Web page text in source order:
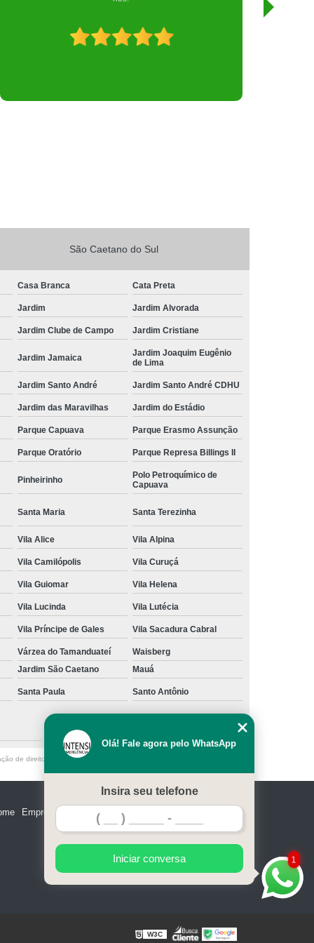
atenciosas.
São Caetano do Sul
Casa Branca Cata Preta
Jardim Jardim Alvorada
Jardim Clube de Campo Jardim Cristiane
Jardim Jamaica
Jardim Joaquim Eugênio
de Lima
Jardim Santo André Jardim Santo André CDHU
Jardim das Maravilhas Jardim do Estádio
Parque Capuava Parque Erasmo Assunção
Parque Oratório Parque Represa Billings II
Pinheirinho
Polo Petroquímico de
Capuava
Santa Maria Santa Terezinha
Vila Alice Vila Alpina
Vila Camilópolis Vila Curuçá
Vila Guiomar Vila Helena
Vila Lucinda Vila Lutécia
Vila Príncipe de Gales Vila Sacadura Cabral
Várzea do Tamanduateí
Waisberg
Jardim São Caetano Mauá
Santa Paula Santo Antônio
São Caetano do Sul
de direito autoral – artigo 184 do Código Penal –
Empresa Serviços
1
Olá! Fale agora pelo WhatsApp
Insira seu telefone
Iniciar conversa
W3C